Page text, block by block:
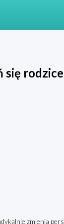
zmienia